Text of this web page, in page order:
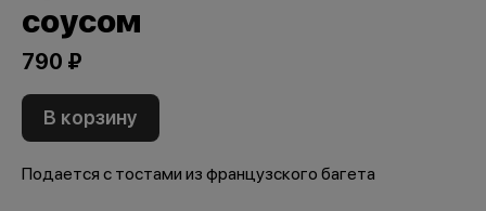
соусом
790 ₽
В корзину
Подается с тостами из французского багета